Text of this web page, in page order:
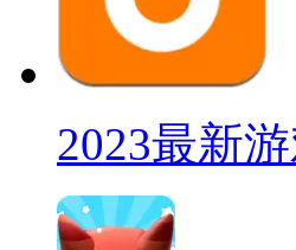
2023最新